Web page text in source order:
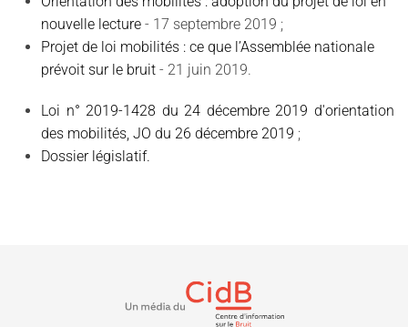
nouvelle lecture - 17 septembre 2019 ;
Projet de loi mobilités : ce que l’Assemblée nationale
prévoit sur le bruit - 21 juin 2019.
Loi n° 2019-1428 du 24 décembre 2019 d'orientation
des mobilités, JO du 26 décembre 2019 ;
Dossier législatif.